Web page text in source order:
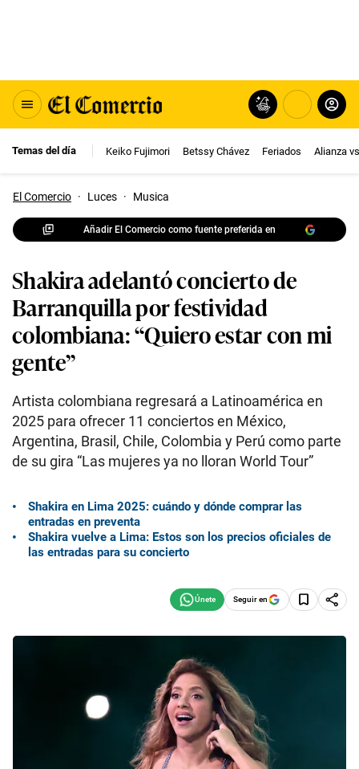
Temas del día Keiko Fujimori Betssy Chávez Feriados Alianza
El Comercio · Luces · Musica
Añadir El Comercio como fuente preferida en
Shakira adelantó concierto de
Barranquilla por festividad
colombiana: “Quiero estar con mi
gente”
Artista colombiana regresará a Latinoamérica en
2025 para ofrecer 11 conciertos en México,
Argentina, Brasil, Chile, Colombia y Perú como parte
de su gira “Las mujeres ya no lloran World Tour”
Shakira en Lima 2025: cuándo y dónde comprar las
entradas en preventa
Shakira vuelve a Lima: Estos son los precios oficiales de
las entradas para su concierto
Seguir en